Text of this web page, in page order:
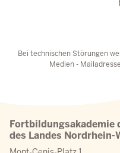
Bei technischen Störungen
Medien -
Fortbildungsakademie
des Landes Nordrhein-